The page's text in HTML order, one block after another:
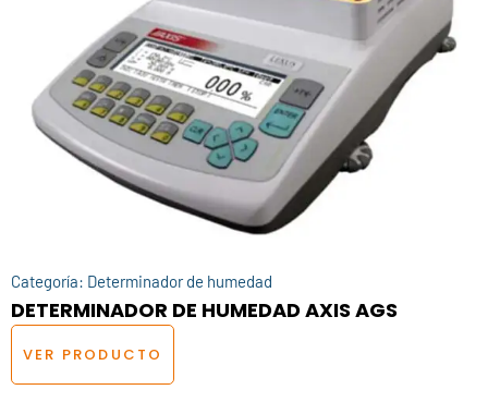
Categoría: Determinador de humedad
DETERMINADOR DE HUMEDAD AXIS AGS
VER PRODUCTO